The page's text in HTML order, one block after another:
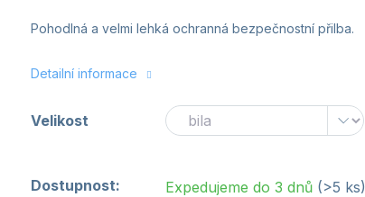
Pohodlná a velmi lehká ochranná bezpečnostní přilba.
Detailní informace
Velikost
Dostupnost: Expedujeme do 3 dnů (>5 ks)